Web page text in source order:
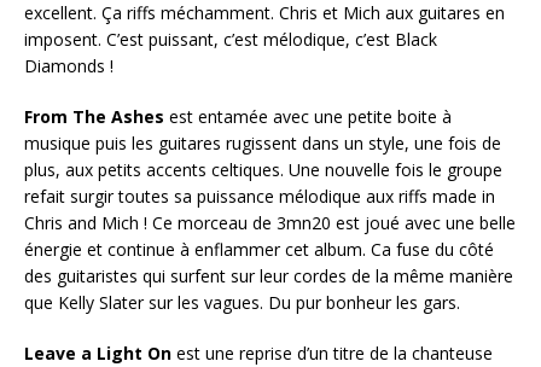
excellent. Ça riffs méchamment. Chris et Mich aux guitares en
imposent. C’est puissant, c’est mélodique, c’est Black
Diamonds !
From The Ashes est entamée avec une petite boite à
musique puis les guitares rugissent dans un style, une fois de
plus, aux petits accents celtiques. Une nouvelle fois le groupe
refait surgir toutes sa puissance mélodique aux riffs made in
Chris and Mich ! Ce morceau de 3mn20 est joué avec une belle
énergie et continue à enflammer cet album. Ca fuse du côté
des guitaristes qui surfent sur leur cordes de la même manière
que Kelly Slater sur les vagues. Du pur bonheur les gars.
Leave a Light On est une reprise d’un titre de la chanteuse